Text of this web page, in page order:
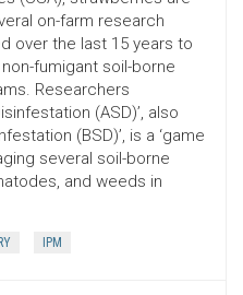
on-farm research
over the last 15 years to
fumigant soil-borne
Researchers
(ASD)’, also
(BSD)’, is a ‘game
several soil-borne
and weeds in
IPM